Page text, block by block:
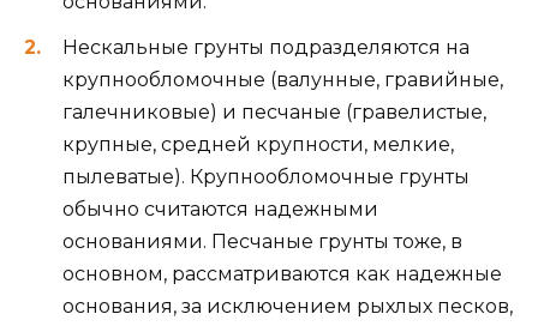
Нескальные грунты подразделяются на
крупнообломочные (валунные, гравийные,
галечниковые) и песчаные (гравелистые,
крупные, средней крупности, мелкие,
пылеватые). Крупнообломочные грунты
обычно считаются надежными
основаниями. Песчаные грунты тоже, в
основном, рассматриваются как надежные
основания, за исключением рыхлых песков,